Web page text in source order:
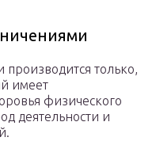
только,
имеет
физического
деятельности и